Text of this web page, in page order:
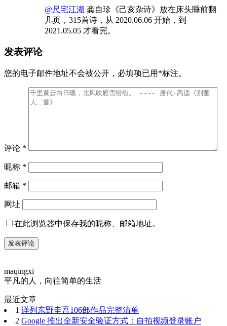
@尺宅江湖 龚自珍《己亥杂诗》放在床头睡前翻
几页，315首诗，从 2020.06.06 开始，到
2021.05.05 才看完。
发表评论
您的电子邮件地址不会被公开， 必填项已用 *标注。
评论 *
昵称 *
邮箱 *
网址
在此浏览器中保存我的昵称、邮箱地址。
maqingxi
平凡的人，向往简单的生活
最近文章
1 详列东野圭吾106部作品完整清单
2 Google 推出全新安全验证方式：自拍视频登录账户